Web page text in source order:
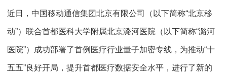
近日，中国移动通信集团北京有限公司（以下简称“北京移
动”）联合首都医科大学附属北京潞河医院（以下简称“潞河
医院”）成功部署了首例医疗行业量子加密专线，为推动“十
五五”良好开局，提升首都医疗数据安全水平，进行了新的